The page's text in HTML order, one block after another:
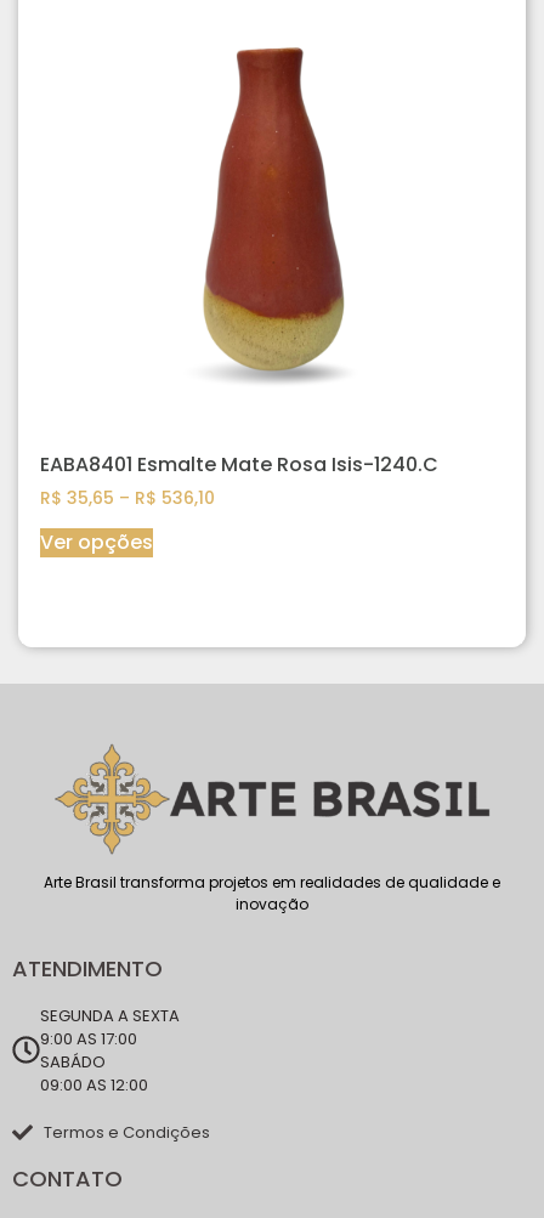
EABA8401 Esmalte Mate Rosa Isis-1240.C
R$ 35,65 – R$ 536,10
Ver opções
Arte Brasil transforma projetos em realidades de qualidade e
inovação
ATENDIMENTO
SEGUNDA A SEXTA
9:00 AS 17:00
SABÁDO
09:00 AS 12:00
Termos e Condições
CONTATO